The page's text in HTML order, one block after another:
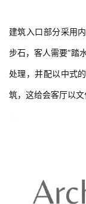
建筑入口部分采用
步石，客人需要“踏
处理，并配以中式
筑，这给会客厅以文